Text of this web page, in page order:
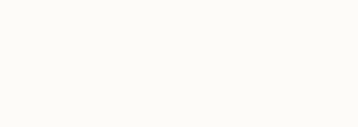
wol wordt artisanaal
baden.